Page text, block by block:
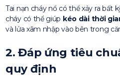
Tai nạn cháy nổ có thể xảy ra bất
cháy có thể giúp kéo dài thời
và lửa xâm nhập vào bên trong
2.Đáp ứng tiêu
quy định